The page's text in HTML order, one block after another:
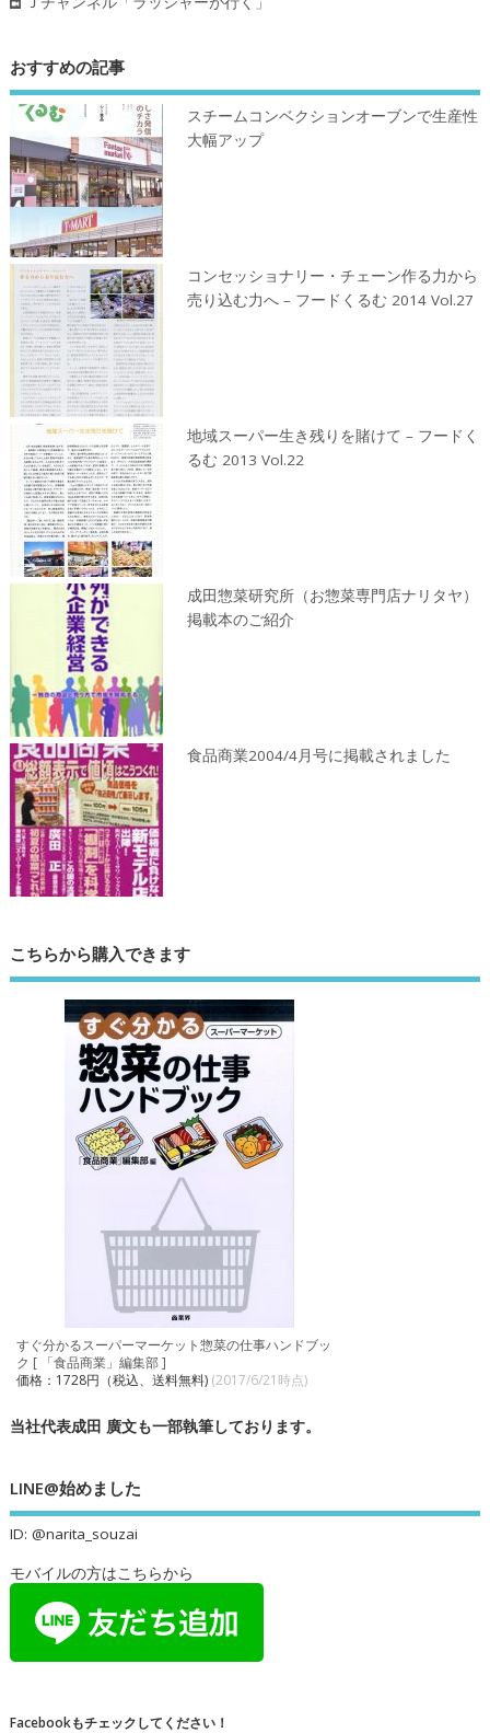
おすすめの記事
スチームコンベクションオーブンで生産性
大幅アップ
コンセッショナリー・チェーン作る力から
売り込む力へ – フードくるむ 2014 Vol.27
地域スーパー生き残りを賭けて – フードく
るむ 2013 Vol.22
成田惣菜研究所（お惣菜専門店ナリタヤ）
掲載本のご紹介
食品商業2004/4月号に掲載されました
こちらから購入できます
すぐ分かるスーパーマーケット惣菜の仕事ハンドブッ
ク [ 「食品商業」編集部 ]
価格：1728円（税込、送料無料) (2017/6/21時点)
当社代表成田 廣文も一部執筆しております。
LINE@始めました
ID: @narita_souzai
モバイルの方はこちらから
Facebookもチェックしてください！